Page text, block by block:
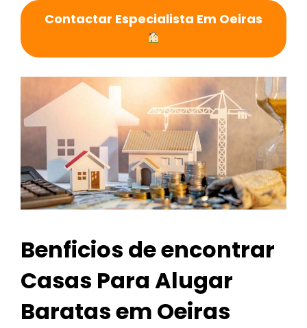
Contactar Especialista Em Oeiras
Benficios de encontrar
Casas Para Alugar
Baratas em Oeiras